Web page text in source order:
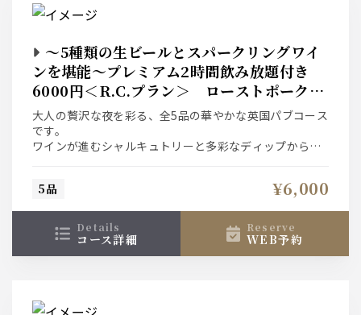
〜5種類の生ビールとスパークリングワイ
ンを堪能〜プレミアム2時間飲み放題付き
6000円＜R.C.プラン＞ ローストポークを
メインに全5皿を愉しむ
大人の贅沢な夜を彩る、全5品の華やかな英国パブコース
です。
ワインが進むシャルキュトリーと多彩なディップから始
盛り上げます。
ローストポーク。
〆のバジルペンネまで絶品が続く贅沢なひとときをどう
ぞ
5品 ¥6,000
details
コース詳細
reserve
WEB予約